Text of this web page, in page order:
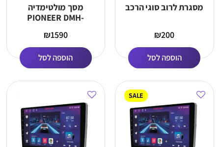
מסגרת לרוב סוגי הרכב
₪200
הוספה לסל
מסך מולטימדיה
PIONEER DMH-
₪1590
הוספה לסל
SALE